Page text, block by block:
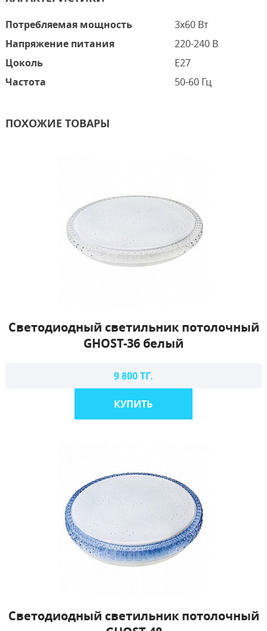
Потребляемая мощность
3х60 Вт
Напряжение питания
220-240 В
Цоколь
E27
Частота
50-60 Гц
ПОХОЖИЕ ТОВАРЫ
Светодиодный светильник потолочный
GHOST-36 белый
9 800 ТГ.
КУПИТЬ
Светодиодный светильник потолочный